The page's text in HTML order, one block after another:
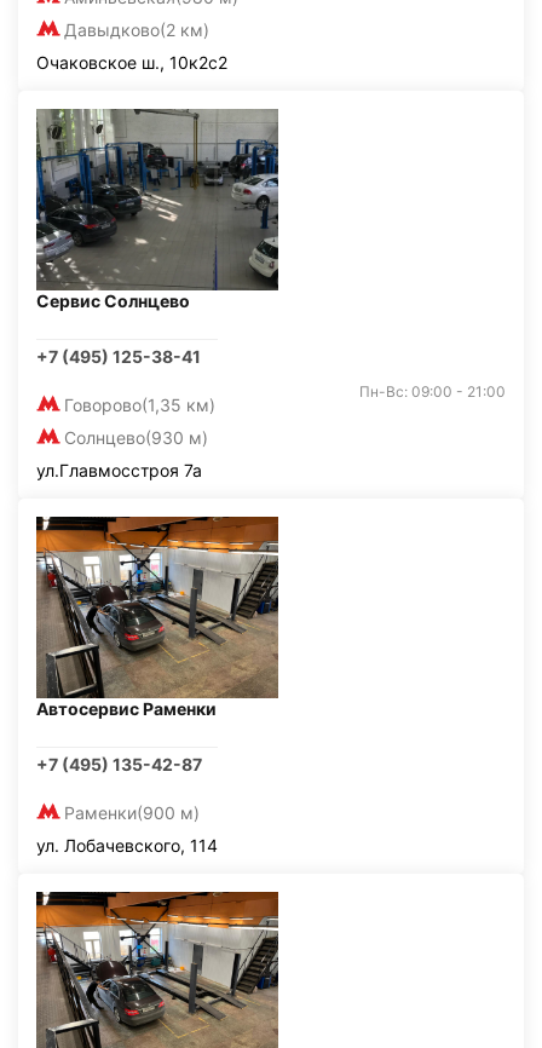
Давыдково(2 км)
Очаковское ш., 10к2с2
Сервис Солнцево
+7 (495) 125-38-41
Говорово(1,35 км)
Солнцево(930 м)
Пн-Вс: 09:00 - 21:00
ул.Главмосстроя 7а
Автосервис Раменки
+7 (495) 135-42-87
Раменки(900 м)
ул. Лобачевского, 114